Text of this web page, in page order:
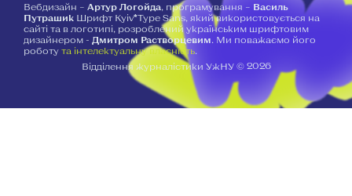
Вебдизайн – Артур Логойда, програмування – Василь
Путрашик Шрифт Kyiv*Type Sans, який використовується на
сайті та в логотипі, розроблений українським шрифтовим
дизайнером - Дмитром Растворцевим. Ми поважаємо його
роботу та інтелектуальну власність.
Відділення журналістики УжНУ © 2026